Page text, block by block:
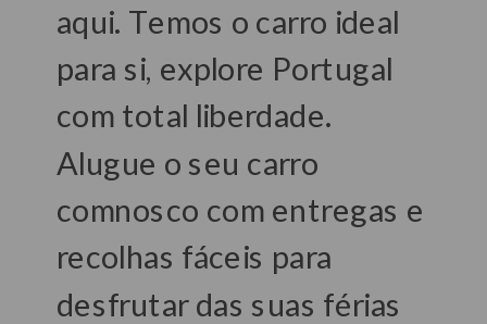
aqui. Temos o carro ideal
para si, explore Portugal
com total liberdade.
Alugue o seu carro
comnosco com entregas e
recolhas fáceis para
desfrutar das suas férias